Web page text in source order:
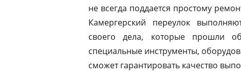
не всегда поддается простому
Камергерский переулок
своего дела, которые прошли
специальные инструменты,
сможет гарантировать качество